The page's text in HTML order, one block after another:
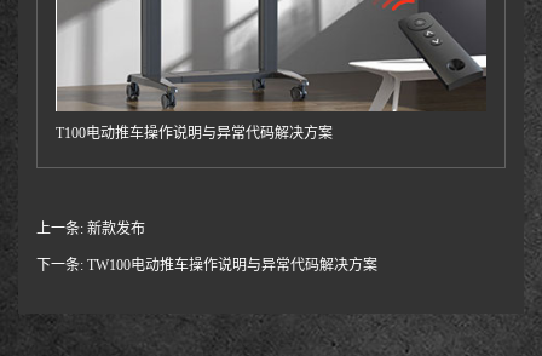
T100电动推车操作说明与异常代码解决方案
上一条: 新款发布
下一条: TW100电动推车操作说明与异常代码解决方案